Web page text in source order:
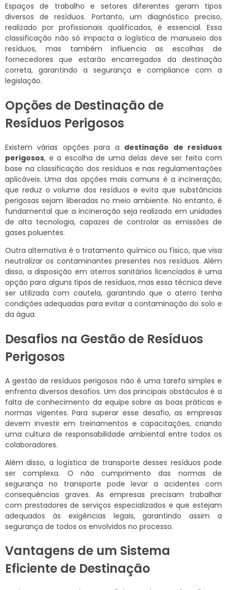
Espaços de trabalho e setores diferentes geram tipos
diversos de resíduos. Portanto, um diagnóstico preciso,
realizado por profissionais qualificados, é essencial. Essa
classificação não só impacta a logística de manuseio dos
resíduos, mas também influencia as escolhas de
fornecedores que estarão encarregados da destinação
correta, garantindo a segurança e compliance com a
legislação.
Opções de Destinação de
Resíduos Perigosos
Existem várias opções para a destinação de resíduos
perigosos, e a escolha de uma delas deve ser feita com
base na classificação dos resíduos e nas regulamentações
aplicáveis. Uma das opções mais comuns é a incineração,
que reduz o volume dos resíduos e evita que substâncias
perigosas sejam liberadas no meio ambiente. No entanto, é
fundamental que a incineração seja realizada em unidades
de alta tecnologia, capazes de controlar as emissões de
gases poluentes.
Outra alternativa é o tratamento químico ou físico, que visa
neutralizar os contaminantes presentes nos resíduos. Além
disso, a disposição em aterros sanitários licenciados é uma
opção para alguns tipos de resíduos, mas essa técnica deve
ser utilizada com cautela, garantindo que o aterro tenha
condições adequadas para evitar a contaminação do solo e
da água.
Desafios na Gestão de Resíduos
Perigosos
A gestão de resíduos perigosos não é uma tarefa simples e
enfrenta diversos desafios. Um dos principais obstáculos é a
falta de conhecimento da equipe sobre as boas práticas e
normas vigentes. Para superar esse desafio, as empresas
devem investir em treinamentos e capacitações, criando
uma cultura de responsabilidade ambiental entre todos os
colaboradores.
Além disso, a logística de transporte desses resíduos pode
ser complexa. O não cumprimento das normas de
segurança no transporte pode levar a acidentes com
consequências graves. As empresas precisam trabalhar
com prestadores de serviços especializados e que estejam
adequados às exigências legais, garantindo assim a
segurança de todos os envolvidos no processo.
Vantagens de um Sistema
Eficiente de Destinação